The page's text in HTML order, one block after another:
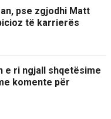
pse zgjodhi Matt
të karrierës
e ri ngjall shqetësime
komente për